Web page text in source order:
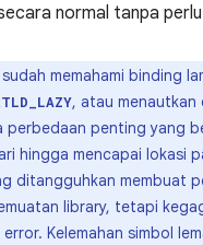
normal tanpa
memahami binding
, atau menautkan
perbedaan penting yang
hingga mencapai lokasi
ditangguhkan membuat
library, tetapi
error. Kelemahan simbol